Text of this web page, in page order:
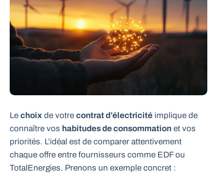
Le choix de votre contrat d’électricité implique de
connaître vos habitudes de consommation et vos
priorités. L’idéal est de comparer attentivement
chaque offre entre fournisseurs comme EDF ou
TotalEnergies. Prenons un exemple concret :